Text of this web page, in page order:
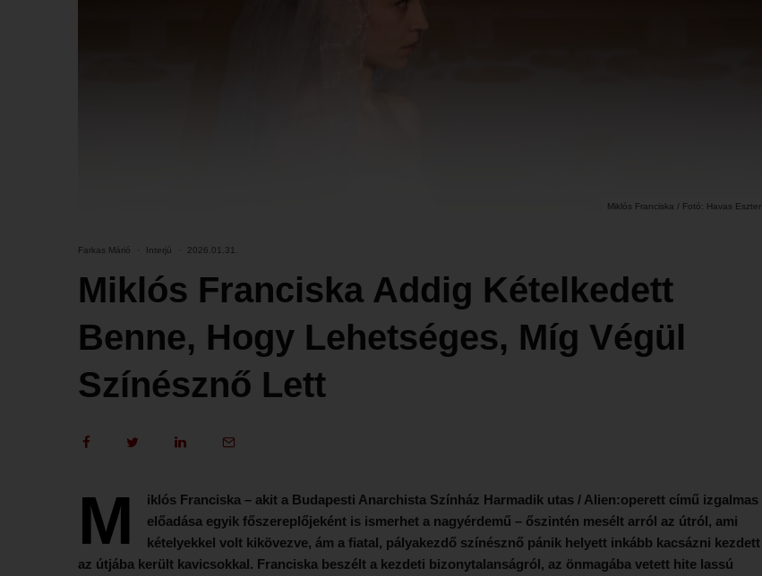
Miklós Franciska / Fotó: Havas Eszter
Farkas Márió · Interjú · 2026.01.31.
Miklós Franciska Addig Kételkedett
Benne, Hogy Lehetséges, Míg Végül
Színésznő Lett
M
iklós Franciska – akit a Budapesti Anarchista Színház Harmadik utas / Alien:operett című izgalmas
előadása egyik főszereplőjeként is ismerhet a nagyérdemű – őszintén mesélt arról az útról, ami
kételyekkel volt kikövezve, ám a fiatal, pályakezdő színésznő pánik helyett inkább kacsázni kezdett
az útjába került kavicsokkal. Franciska beszélt a kezdeti bizonytalanságról, az önmagába vetett hite lassú